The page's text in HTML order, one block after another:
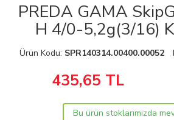
PREDA GAMA
H 4/0-5,2g(3/16)
Ürün Kodu: SPR140314.00400.00052
435,65 TL
Bu ürün stoklarımızda